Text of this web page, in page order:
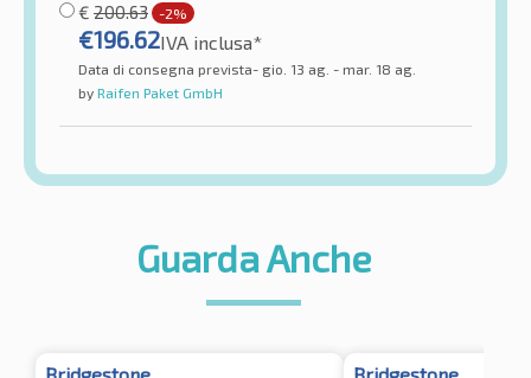
€ 200.63 -2%
€196.62IVA inclusa*
Data di consegna prevista- gio. 13 ag. - mar. 18 ag.
by Raifen Paket GmbH
Guarda Anche